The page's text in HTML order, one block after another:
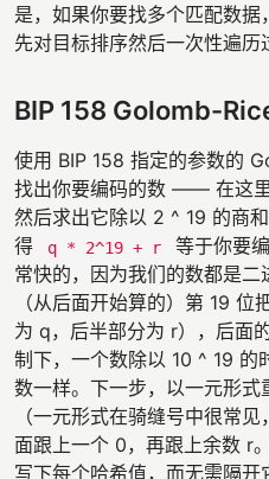
是，如果你要找多个匹配数
先对目标排序然后一次性遍历
BIP 158 Golomb-
使用 BIP 158 指定的参数的
找出你要编码的数 —— 在这
然后求出它除以 2 ^ 19 的商
得
q * 2^19 + r
等于你要
常快的，因为我们的数都是
（从后面开始算的）第 19
为 q，后半部分为 r），后面
制下，一个数除以 10 ^ 19 的
数一样。下一步，以一元形式
（一元形式在骑缝号中很常
面跟上一个 0，再跟上余数 r
写下每个哈希值，而无需隔